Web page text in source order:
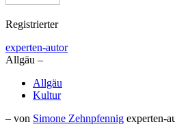
Registrierter
experten-autor
Allgäu –
Allgäu
Kultur
– von Simone Zehnpfennig experten-